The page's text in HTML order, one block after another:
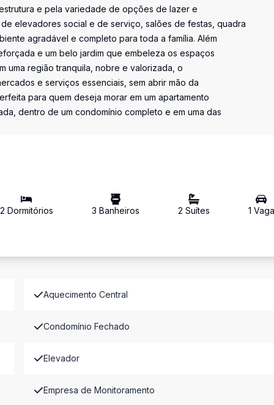
e pela variedade de opções de lazer e
elevadores social e de serviço, salões de festas, quadra
agradável e completo para toda a família. Além
e um belo jardim que embeleza os espaços
uma região tranquila, nobre e valorizada, o
e serviços essenciais, sem abrir mão da
para quem deseja morar em um apartamento
dentro de um condomínio completo e em uma das
2 Dormitórios 3 Banheiros 2 Suítes 1 Vaga
Aquecimento Central
Condomínio Fechado
Elevador
Empresa de Monitoramento